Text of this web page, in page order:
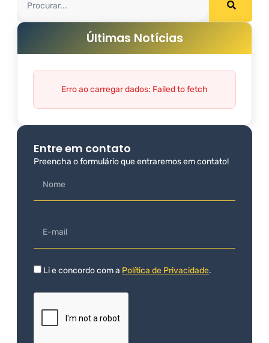
Últimas Notícias
Erro ao carregar dados: Failed to fetch
Entre em contato
Preencha o formulário que entraremos em contato!
Li e concordo com a Política de Privacidade.